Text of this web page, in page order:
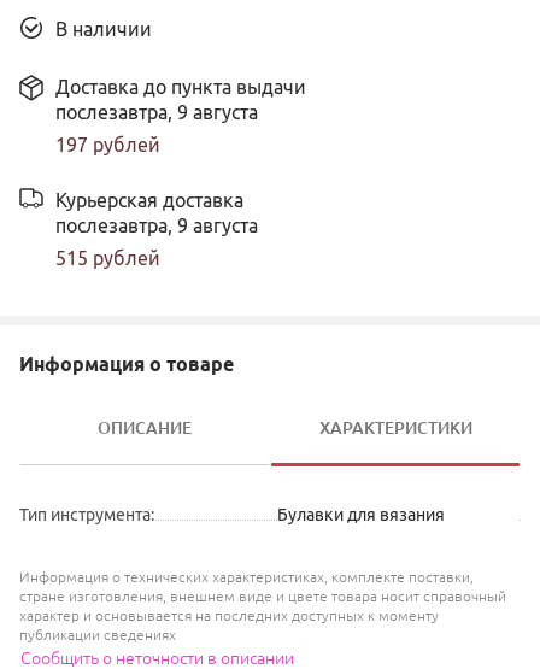
В наличии
Доставка до пункта выдачи
послезавтра, 9 августа
197 рублей
Курьерская доставка
послезавтра, 9 августа
515 рублей
Информация о товаре
ОПИСАНИЕ ХАРАКТЕРИСТИКИ
Тип инструмента: Булавки для вязания
Информация о технических характеристиках, комплекте поставки,
стране изготовления, внешнем виде и цвете товара носит справочный
характер и основывается на последних доступных к моменту
публикации сведениях
Сообщить о неточности в описании